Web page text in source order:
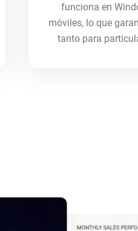
funciona en
móviles, lo que
tanto para